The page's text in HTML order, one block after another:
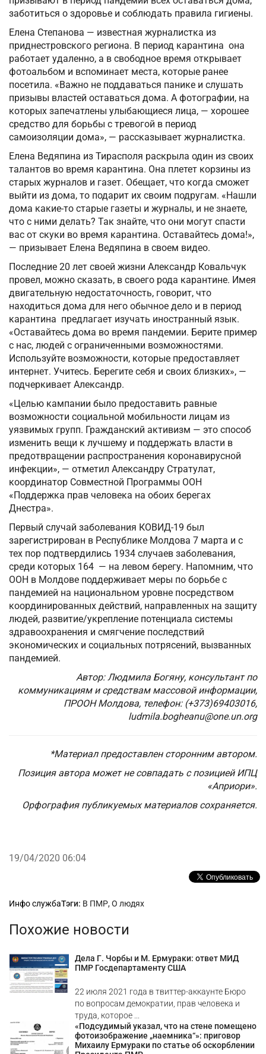
заботиться о здоровье и соблюдать правила гигиены.
Елена Степанова — известная журналистка из
приднестровского региона. В период карантина она
работает удаленно, а в свободное время открывает
фотоальбом и вспоминает места, которые ранее
посетила. «Важно не поддаваться панике и слушать
призывы властей оставаться дома. А фотографии, на
которых запечатлены улыбающиеся лица, — хорошее
средство для борьбы с тревогой в период
самоизоляции дома», — рассказывает журналистка.
Елена Ведяпина из Тирасполя раскрыла один из своих
талантов во время карантина. Она плетет корзины из
старых журналов и газет. Обещает, что когда сможет
выйти из дома, то подарит их своим подругам. «Нашли
дома какие-то старые газеты и журналы, и не знаете,
что с ними делать? Так знайте, что они могут спасти
вас от скуки во время карантина. Оставайтесь дома!»,
— призывает Елена Ведяпина в своем видео.
Последние 20 лет своей жизни Александр Ковальчук
провел, можно сказать, в своего рода карантине. Имея
двигательную недостаточность, говорит, что
находиться дома для него обычное дело и в период
карантина предлагает изучать иностранный язык.
«Оставайтесь дома во время пандемии. Берите пример
с нас, людей с ограниченными возможностями.
Используйте возможности, которые предоставляет
интернет. Учитесь. Берегите себя и своих близких», —
подчеркивает Александр.
«Целью кампании было предоставить равные
возможности социальной мобильности лицам из
уязвимых групп. Гражданский активизм — это способ
изменить вещи к лучшему и поддержать власти в
предотвращении распространения коронавирусной
инфекции», — отметил Александру Стратулат,
координатор Совместной Программы ООН
«Поддержка прав человека на обоих берегах
Днестра».
Первый случай заболевания КОВИД-19 был
зарегистрирован в Республике Молдова 7 марта и с
тех пор подтвердились 1934 случаев заболевания,
среди которых 164 — на левом берегу. Напомним, что
ООН в Молдове поддерживает меры по борьбе с
пандемией на национальном уровне посредством
координированных действий, направленных на защиту
людей, развитие/укрепление потенциала системы
здравоохранения и смягчение последствий
экономических и социальных потрясений, вызванных
пандемией.
Автор: Людмила Богяну, консультант по
коммуникациям и средствам массовой информации,
ПРООН Молдова, телефон: (+373)69403016,
ludmila.bogheanu@one.un.org
*Материал предоставлен сторонним автором.
Позиция автора может не совпадать с позицией ИПЦ
«Априори».
Орфография публикуемых материалов сохраняется.
19/04/2020 06:04
Рубрики
Инфо службаТэги: В ПМР,О людях
Похожие новости
Дела Г. Чорбы и М. Ермураки: ответ МИД
ПМР Госдепартаменту США
22 июля 2021 года в твиттер-аккаунте Бюро
по вопросам демократии, прав человека и
труда, которое ...
«Подсудимый указал, что на стене помещено
фотоизображение „наемника“»: приговор
Михаилу Ермураки по статье об оскорблении